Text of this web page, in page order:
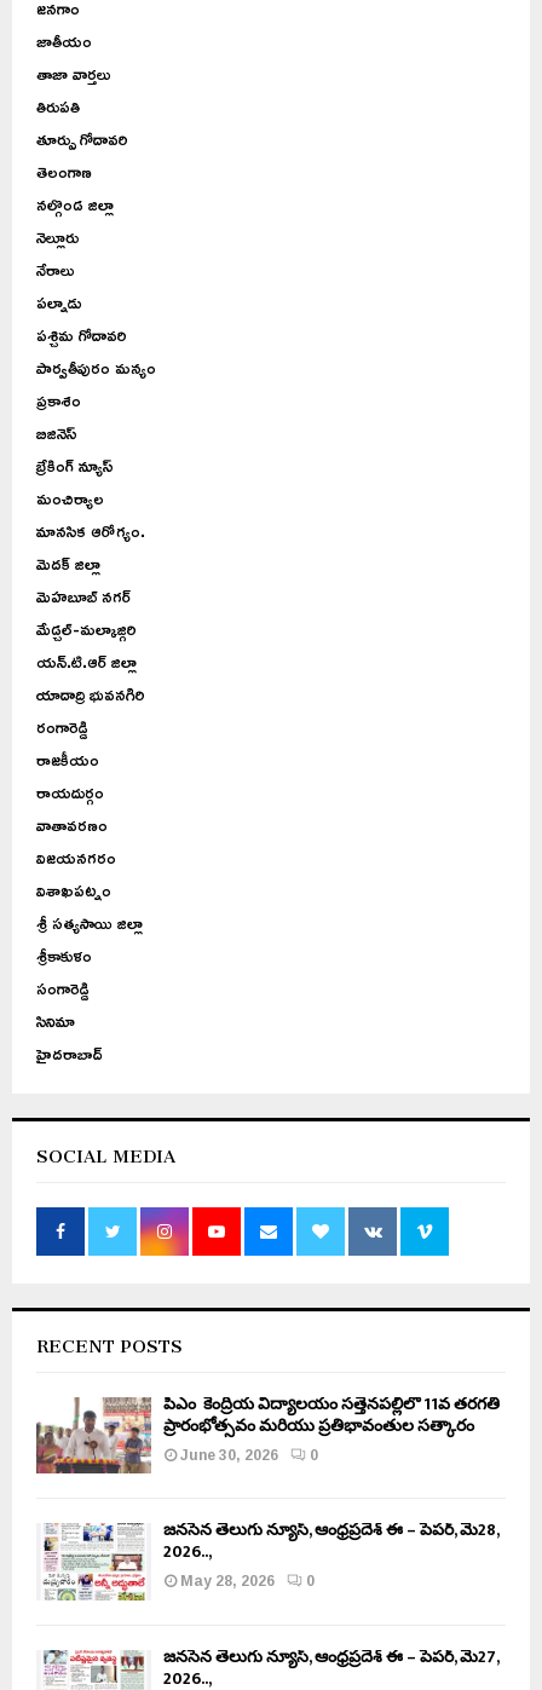
జనగాం
జాతీయం
తాజా వార్తలు
తిరుపతి
తూర్పు గోదావరి
తెలంగాణ
నల్గొండ జిల్లా
నెల్లూరు
నేరాలు
పల్నాడు
పశ్చిమ గోదావరి
పార్వతీపురం మన్యం
ప్రకాశం
బిజినెస్
బ్రేకింగ్ న్యూస్
మంచిర్యాల
మానసిక ఆరోగ్యం.
మెదక్ జిల్లా
మెహబూబ్ నగర్
మేడ్చల్-మల్కాజ్గిరి
యన్.టి.ఆర్ జిల్లా
యాదాద్రి భువనగిరి
రంగారెడ్డి
రాజకీయం
రాయదుర్గం
వాతావరణం
విజయనగరం
విశాఖపట్నం
శ్రీ సత్యసాయి జిల్లా
శ్రీకాకుళం
సంగారెడ్డి
సినిమా
హైదరాబాద్
SOCIAL MEDIA
RECENT POSTS
పీఎం కేంద్రీయ విద్యాలయం సత్తెనపల్లిలో 11వ తరగతి
ప్రారంభోత్సవం మరియు ప్రతిభావంతుల సత్కారం
June 30, 2026
0
జనసేన తెలుగు న్యూస్, ఆంధ్రప్రదేశ్ ఈ – పేపర్, మే28,
2026..,
May 28, 2026
0
జనసేన తెలుగు న్యూస్, ఆంధ్రప్రదేశ్ ఈ – పేపర్, మే27,
2026..,